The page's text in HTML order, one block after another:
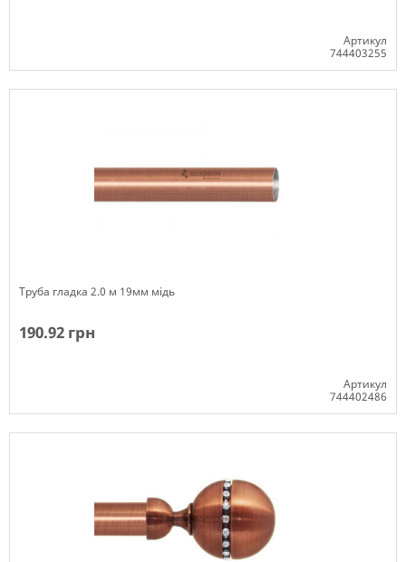
Артикул
744403255
Труба гладка 2.0 м 19мм мідь
190.92 грн
Артикул
744402486